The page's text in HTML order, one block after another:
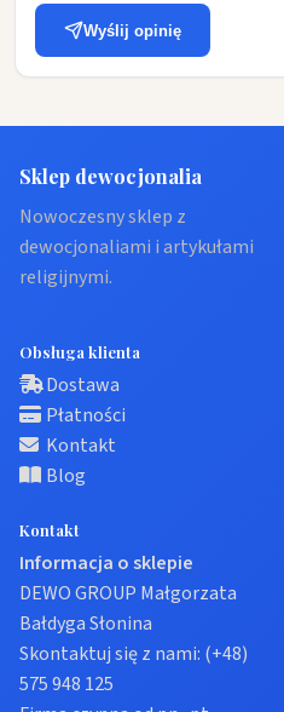
Wyślij opinię
Sklep dewocjonalia
Nowoczesny sklep z
dewocjonaliami i artykułami
religijnymi.
Obsługa klienta
Dostawa
Płatności
Kontakt
Blog
Kontakt
Informacja o sklepie
DEWO GROUP Małgorzata
Bałdyga Słonina
Skontaktuj się z nami: (+48)
575 948 125